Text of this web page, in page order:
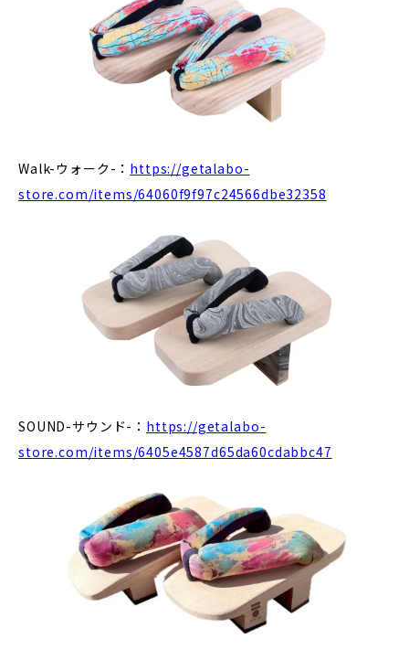
Walk-ウォーク-： https://getalabo-
store.com/items/64060f9f97c24566dbe32358
SOUND-サウンド-： https://getalabo-
store.com/items/6405e4587d65da60cdabbc47